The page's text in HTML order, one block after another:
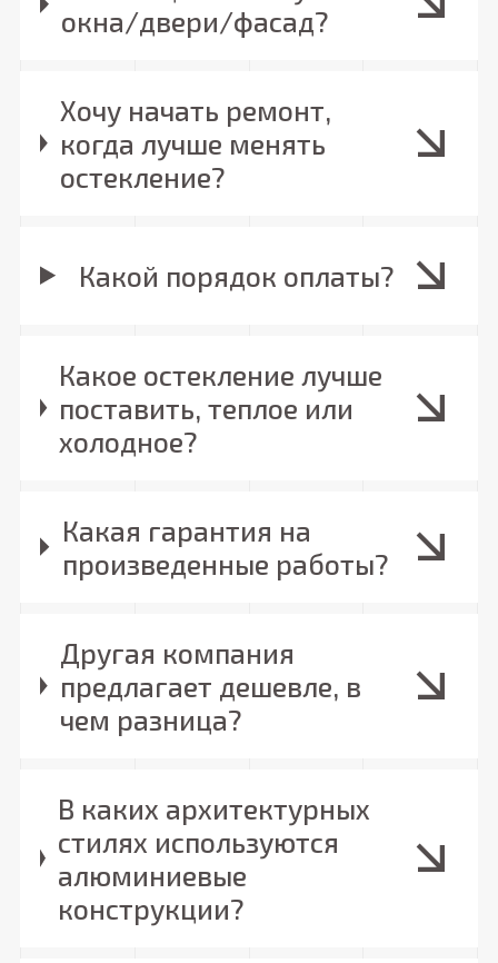
окна/двери/фасад?
Хочу начать ремонт,
когда лучше менять
остекление?
Какой порядок оплаты?
Какое остекление лучше
поставить, теплое или
холодное?
Какая гарантия на
произведенные работы?
Другая компания
предлагает дешевле, в
чем разница?
В каких архитектурных
стилях используются
алюминиевые
конструкции?